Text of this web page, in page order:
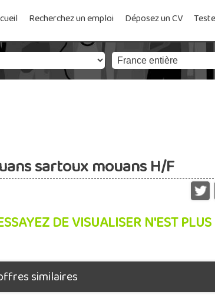
Recherchez un emploi Déposez un CV
sartoux mouans H/F
DE VISUALISER N'EST PLUS
similaires